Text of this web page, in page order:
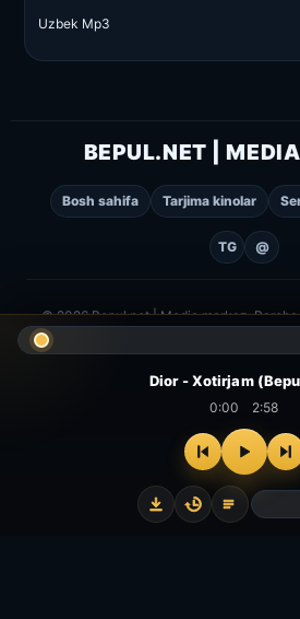
Uzbek Mp3
BEPUL.NET |
Bosh sahifa Tarjima kinolar
TG @
© 2026 Bepul.net | Media markaz.
▻
Kinolar
Dior - Xotirjam
0:00 2:58